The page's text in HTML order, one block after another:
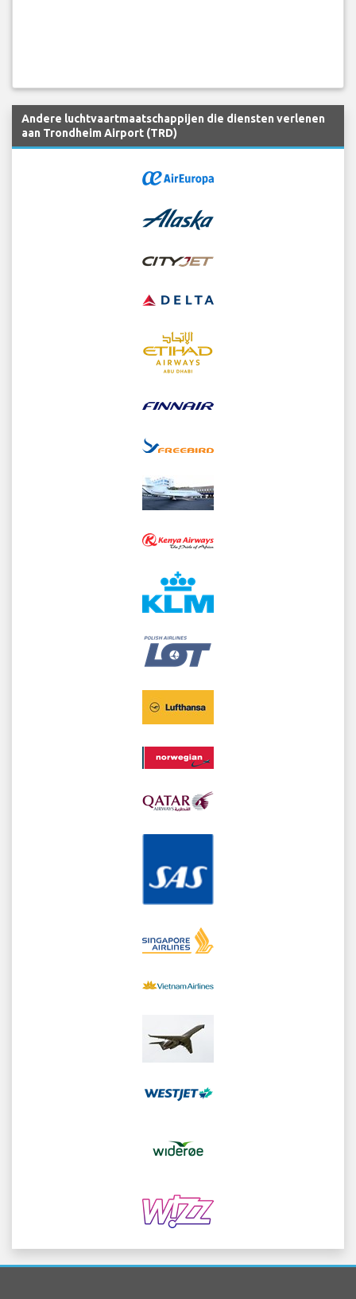
Andere luchtvaartmaatschappijen die diensten verlenen
aan Trondheim Airport (TRD)